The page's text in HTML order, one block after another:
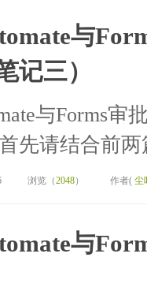
与
记三）
与Forms审
先请结合前
浏览（2048） 作者( 尘
与